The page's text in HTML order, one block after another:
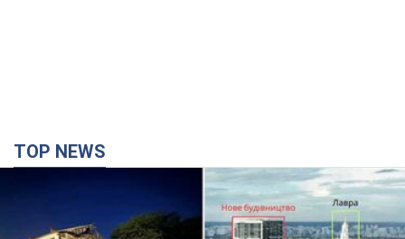
"монстром"? Почему киевские власти
отказались остановить строительство
небоскреба "московского верующего"
Какая реакция Кличко на петицию по отмене строительства
4 часа назад 49,8 т.